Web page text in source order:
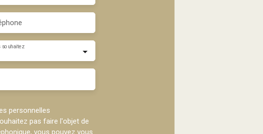
souhaitez
personnelles
pas faire l'objet de
vous pouvez vous